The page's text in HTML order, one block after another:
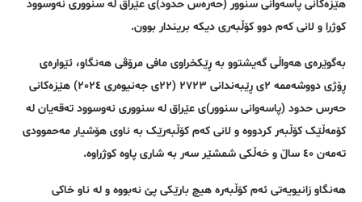
هێزەکانی پاسەوانی سنوور (حەرەس حدود)ی عێراق لە سنووری نەوسوود
کوژرا و لانی کەم دوو کۆڵبەری دیکە بریندار بوون.
بەگوێرەی هەواڵی گەیشتوو بە ڕێکخراوی مافی مرۆڤی هەنگاو، ئێوارەی
ڕۆژی دووشەممە ٢ی ڕێبەندانی ٢٧٢٣ (٢٢ی جەنیوەری ٢٠٢٤) هێزەکانی
حەرس حدود (پاسەوانی سنوور)ی عێراق لە سنووری نەوسوود تەقەیان لە
کۆمەڵێک کۆڵبەر کردووە و لانی کەم کۆڵبەرێک بە ناوی هۆشیار مەحموودی
تەمەن ٤٠ ساڵ و خەڵکی شمشێر سەر بە شاری پاوە کوژراوە.
هەنگاو زانیویەتی ئەم کۆڵبەرە هیچ بارێکی پێ نەبووە و لە ناو خاکی